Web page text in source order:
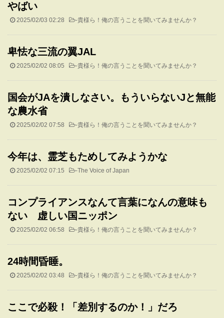
やばい
2025/02/03 02:28 -貴様ら！俺の言うことを聞いてみませんか？
卑怯な三流の翼JAL
2025/02/02 08:05 -貴様ら！俺の言うことを聞いてみませんか？
国会がJAを潰しなさい。もういらないJと無能
な農水省
2025/02/02 07:58 -貴様ら！俺の言うことを聞いてみませんか？
今年は、霊芝もためしてみようかな
2025/02/02 07:15 -The Voice of Japan
コンプライアンスなんて言葉になんの意味も
ない 虚しい国ニッポン
2025/02/02 06:58 -貴様ら！俺の言うことを聞いてみませんか？
24時間昏睡。
2025/02/02 03:48 -貴様ら！俺の言うことを聞いてみませんか？
ここで必殺！「差別するのか！」だろ